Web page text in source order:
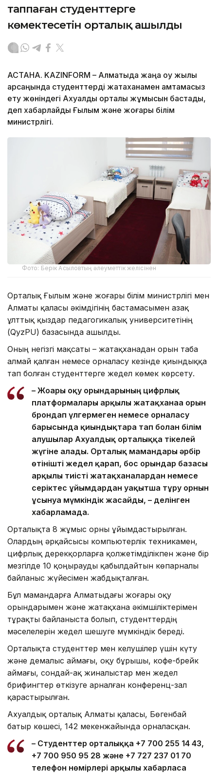
таппаған студенттерге
көмектесетін орталық ашылды
АСТАНА. KAZINFORM – Алматыда жаңа оқу жылы
қарсаңында студенттерді жатақханамен қамтамасыз
ету жөніндегі Ахуалдық орталық жұмысын бастады,
деп хабарлайды Ғылым және жоғары білім
министрлігі.
Фото: Берік Асыловтың әлеуметтік желісінен
Орталық Ғылым және жоғары білім министрлігі мен
Алматы қаласы әкімдігінің бастамасымен Қазақ
ұлттық қыздар педагогикалық университетінің
(QyzPU) базасында ашылды.
Оның негізгі мақсаты – жатақханадан орын таба
алмай қалған немесе орналасу кезінде қиындыққа
тап болған студенттерге жедел көмек көрсету.
– Жоғары оқу орындарының цифрлық
платформалары арқылы жатақханаға орын
брондап үлгермеген немесе орналасу
барысында қиындықтарға тап болған білім
алушылар Ахуалдық орталыққа тікелей
жүгіне алады. Орталық мамандары әрбір
өтінішті жедел қарап, бос орындар базасы
арқылы тиісті жатақханалардан немесе
серіктес ұйымдардан уақытша тұру орнын
ұсынуға мүмкіндік жасайды, – делінген
хабарламада.
Орталықта 8 жұмыс орны ұйымдастырылған.
Олардың әрқайсысы компьютерлік техникамен,
цифрлық дерекқорларға қолжетімділікпен және бір
мезгілде 10 қоңырауды қабылдайтын көпарналы
байланыс жүйесімен жабдықталған.
Бұл мамандарға Алматыдағы жоғары оқу
орындарымен және жатақхана әкімшіліктерімен
тұрақты байланыста болып, студенттердің
мәселелерін жедел шешуге мүмкіндік береді.
Орталықта студенттер мен келушілер үшін күту
және демалыс аймағы, оқу бұрышы, кофе-брейк
аймағы, сондай-ақ жиналыстар мен жедел
брифингтер өткізуге арналған конференц-зал
қарастырылған.
Ахуалдық орталық Алматы қаласы, Бөгенбай
батыр көшесі, 142 мекенжайында орналасқан.
– Студенттер орталыққа +7 700 255 14 43,
+7 700 950 95 28 және +7 727 237 01 70
телефон нөмірлері арқылы хабарласа